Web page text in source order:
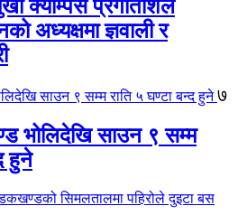
क्याम्पस प्रगतिशिल
अध्यक्षमा ज्ञवाली र
७
भोलिदेखि साउन ९ सम्म
हुने